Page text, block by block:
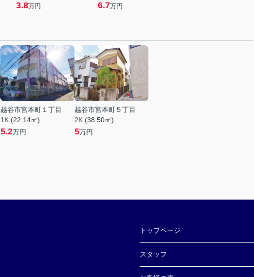
3.8万円 6.7万円
越谷市宮本町１丁目
1K (22.14㎡)
5.2万円
越谷市宮本町５丁目
2K (38.50㎡)
5万円
トップページ
スタッフ